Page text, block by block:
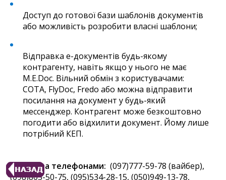
Доступ до готової бази шаблонів документів
або можливість розробити власні шаблони;
Відправка е-документів будь-якому
контрагенту, навіть якщо у нього не має
M.E.Doc. Вільний обмін з користувачами:
СОТА, FlyDoc, Fredo або можна відправити
посилання на документ у будь-який
мессенджер. Контрагент може безкоштовно
погодити або відхилити документ. Йому лише
потрібний КЕП.
Деталі за телефонами: (097)777-59-78 (вайбер),
(098)803-50-75, (095)534-28-15, (050)949-13-78,